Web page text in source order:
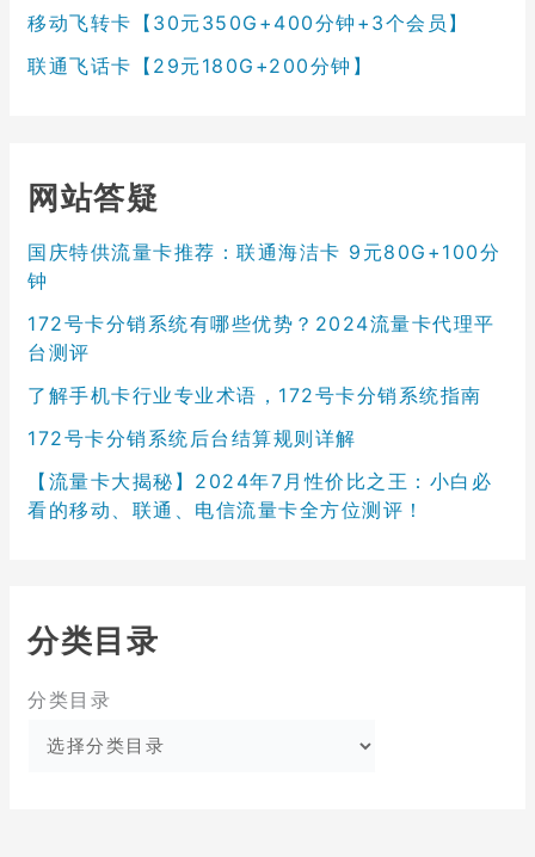
移动飞转卡【30元350G+400分钟+3个会员】
联通飞话卡【29元180G+200分钟】
网站答疑
国庆特供流量卡推荐：联通海洁卡 9元80G+100分
钟
172号卡分销系统有哪些优势？2024流量卡代理平
台测评
了解手机卡行业专业术语，172号卡分销系统指南
172号卡分销系统后台结算规则详解
【流量卡大揭秘】2024年7月性价比之王：小白必
看的移动、联通、电信流量卡全方位测评！
分类目录
分类目录